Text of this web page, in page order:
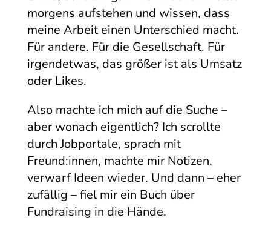
morgens aufstehen und wissen, dass
meine Arbeit einen Unterschied macht.
Für andere. Für die Gesellschaft. Für
irgendetwas, das größer ist als Umsatz
oder Likes.
Also machte ich mich auf die Suche –
aber wonach eigentlich? Ich scrollte
durch Jobportale, sprach mit
Freund:innen, machte mir Notizen,
verwarf Ideen wieder. Und dann – eher
zufällig – fiel mir ein Buch über
Fundraising in die Hände.